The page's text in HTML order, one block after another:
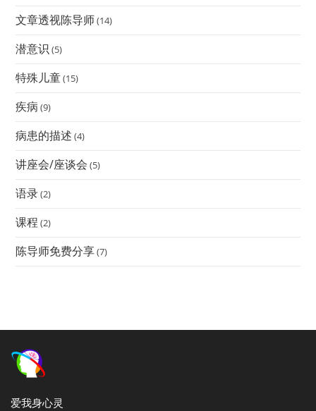
文章透视陈导师(14)
潜意识 (5)
特殊儿童(15)
疾病 (9)
病患的描述 (4)
讲座会/座谈会 (5)
语录(2)
课程 (2)
陈导师免费分享(7)
爱我身心灵